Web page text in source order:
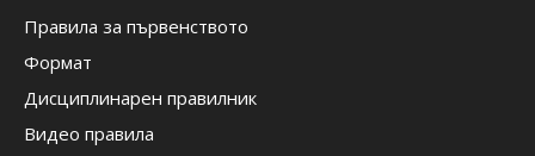
Правила за първенството
Формат
Дисциплинарен правилник
Видео правила